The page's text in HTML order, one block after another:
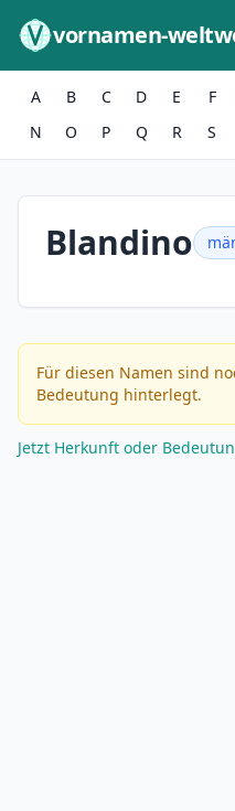
vornamen-
A B C D E F
N
O P Q R S
Blandino
Für diesen Namen sind
Bedeutung hinterlegt.
Jetzt Herkunft oder